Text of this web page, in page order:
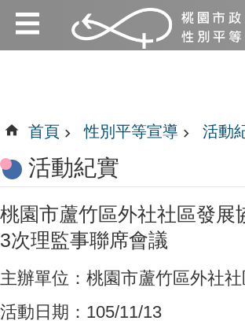
跳到主要內容區塊
:::
:::
首頁 性別平等宣導 活動
活動紀實
桃園市蘆竹區外社社區發展
3次理監事聯席會議
主辦單位：桃園市蘆竹區外社
活動日期：105/11/13